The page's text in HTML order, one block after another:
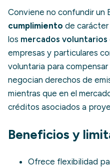
Conviene no confundir un
cumplimiento de
los mercados
empresas y particulares
voluntaria para compensar
negocian derechos de
mientras que en el
créditos asociados a
Beneficios y
Ofrece flexibilidad